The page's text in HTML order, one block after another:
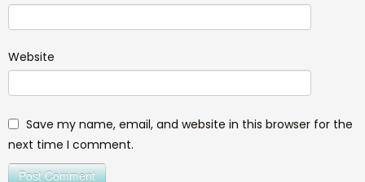
Website
Save my name, email, and website in this browser for the
next time I comment.